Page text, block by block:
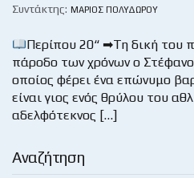
Αναζήτηση
Συντάκτης: ΜΆΡΙΟΣ ΠΟΛΥΔΏΡΟΥ
Περίπου 20“ ➡Τη δική του
πάροδο των χρόνων ο
οποίος φέρει ένα επώνυμο
είναι γιος ενός θρύλου του
αδελφότεκνος […]